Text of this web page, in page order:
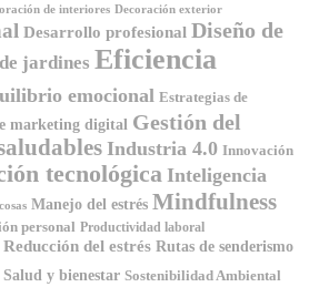
de interiores Decoración exterior
Desarrollo profesional Diseño de
jardines Eficiencia
emocional Estrategias de
marketing digital Gestión del
Industria 4.0 Innovación
tecnológica Inteligencia
Manejo del estrés Mindfulness
personal Productividad laboral
Reducción del estrés Rutas de senderismo
Salud y bienestar Sostenibilidad Ambiental